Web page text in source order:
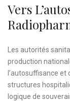
Vers
Les autorités
production
l’autosuffisance et
structures
logique de